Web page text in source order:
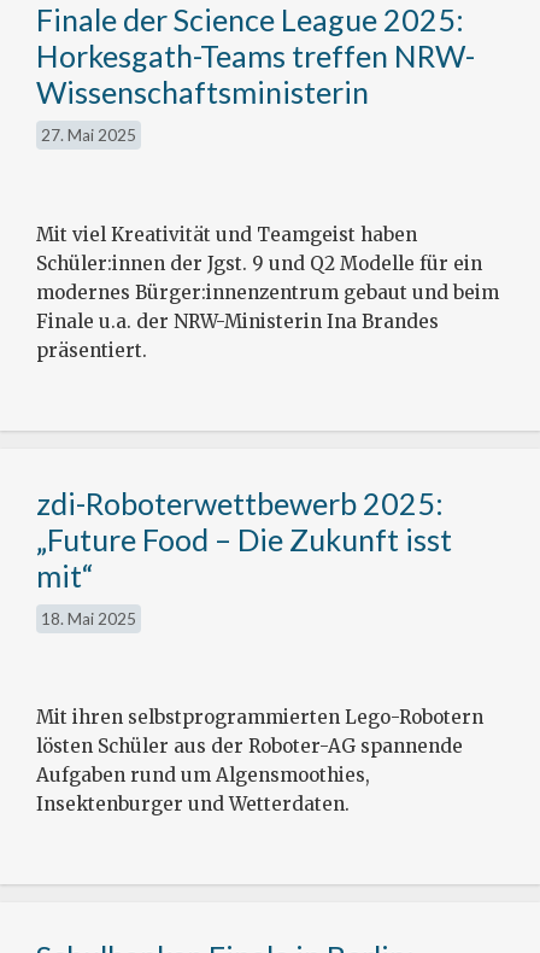
Finale der Science League 2025:
Horkesgath-Teams treffen NRW-
Wissenschaftsministerin
27. Mai 2025
Mit viel Kreativität und Teamgeist haben
Schüler:innen der Jgst. 9 und Q2 Modelle für ein
modernes Bürger:innenzentrum gebaut und beim
Finale u.a. der NRW-Ministerin Ina Brandes
präsentiert.
zdi-Roboterwettbewerb 2025:
„Future Food – Die Zukunft isst
mit“
18. Mai 2025
Mit ihren selbstprogrammierten Lego-Robotern
lösten Schüler aus der Roboter-AG spannende
Aufgaben rund um Algensmoothies,
Insektenburger und Wetterdaten.